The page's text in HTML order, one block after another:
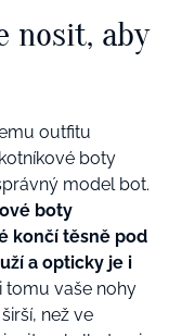
nosit, aby
outfitu
boty
model bot.
boty
končí těsně pod
a opticky je i
tomu vaše nohy
než ve